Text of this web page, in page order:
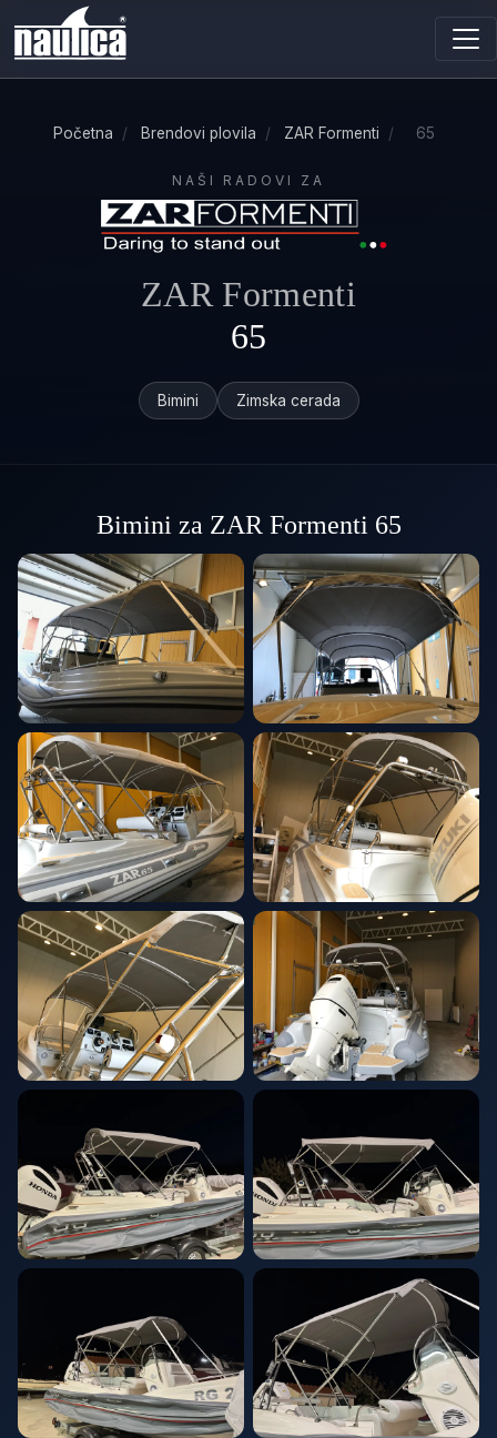
Početna / Brendovi plovila / ZAR Formenti / 65
NAŠI RADOVI ZA
ZAR Formenti
65
Bimini Zimska cerada
Bimini za ZAR Formenti 65